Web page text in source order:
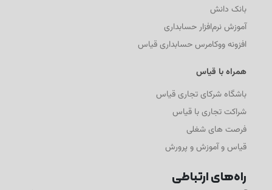
بانک دانش
آموزش نرم‌افزار حسابداری
افزونه ووکامرس حسابداری قیاس
همراه با قیاس
باشگاه شرکای تجاری قیاس
شراکت تجاری با قیاس
فرصت های شغلی
قیاس و آموزش و پرورش
راه‌های ارتباطی